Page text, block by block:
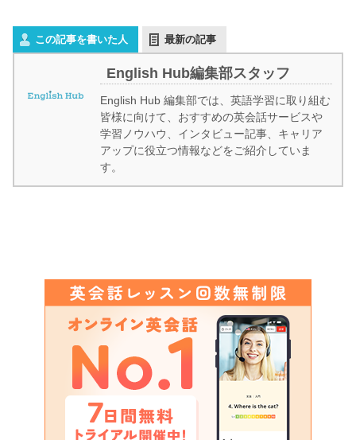
この記事を書いた人 最新の記事
English Hub編集部スタッフ
English Hub 編集部では、英語学習に取り組む
皆様に向けて、おすすめの英会話サービスや
学習ノウハウ、インタビュー記事、キャリア
アップに役立つ情報などをご紹介していま
す。